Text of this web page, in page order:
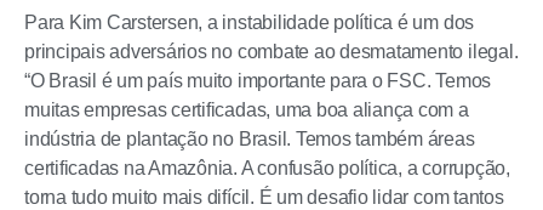
Para Kim Carstersen, a instabilidade política é um dos
principais adversários no combate ao desmatamento ilegal.
“O Brasil é um país muito importante para o FSC. Temos
muitas empresas certificadas, uma boa aliança com a
indústria de plantação no Brasil. Temos também áreas
certificadas na Amazônia. A confusão política, a corrupção,
torna tudo muito mais difícil. É um desafio lidar com tantos